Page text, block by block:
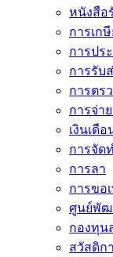
หนังสือ
การเก
การปร
การรับ
การตร
การจ่า
เงินเดื
การจัด
การลา
การขอ
ศูนย์พัฒ
กองทุน
สวัสดิก